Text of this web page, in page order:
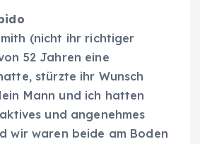
(nicht ihr richtiger
52 Jahren eine
stürzte ihr Wunsch
Mann und ich hatten
und angenehmes
wir waren beide am Boden